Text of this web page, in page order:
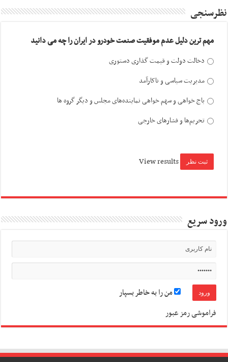
نظرسنجی
مهم ترین دلیل عدم موفقیت صنعت خودرو در ایران را چه می دانید
دخالت دولت و قیمت گذاری دستوری
مدیریت سیاسی و ناکارآمد
باج خواهی و سهم خواهی نماینده‌های مجلس و دیگر گروه ها
تحریم‌ها و فشارهای خارجی
View results
ورود سریع
من را به خاطر بسپار
فراموشی رمز عبور